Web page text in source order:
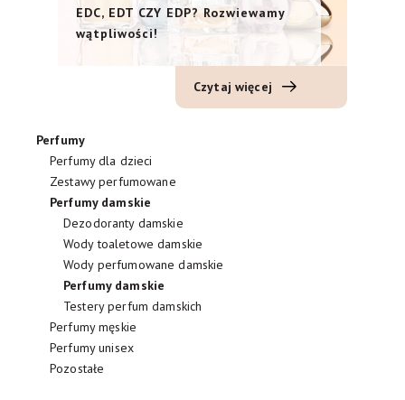
EDC, EDT CZY EDP? Rozwiewamy
wątpliwości!
Czytaj więcej
Perfumy
Perfumy dla dzieci
Zestawy perfumowane
Perfumy damskie
Dezodoranty damskie
Wody toaletowe damskie
Wody perfumowane damskie
Perfumy damskie
Testery perfum damskich
Perfumy męskie
Perfumy unisex
Pozostałe